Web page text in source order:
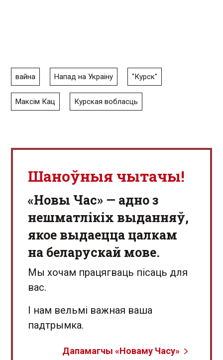
вайна Напад на Украіну "Курск"
Максім Кац Курская вобласць
Шаноўныя чытачы!
«Новы Час» — адно з
нешматлікіх выданняў,
якое выдаецца цалкам
на беларускай мове.
Мы хочам працягваць пісаць для
вас.
І нам вельмі важная ваша
падтрымка.
Дапамагчы «Новаму Часу»